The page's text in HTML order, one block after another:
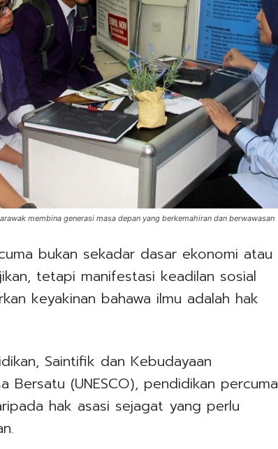
membina generasi masa depan yang berkemahiran dan berwawasan
bukan sekadar dasar ekonomi atau
tetapi manifestasi keadilan sosial
keyakinan bahawa ilmu adalah hak
Saintifik dan Kebudayaan
Bersatu (UNESCO), pendidikan percuma
hak asasi sejagat yang perlu